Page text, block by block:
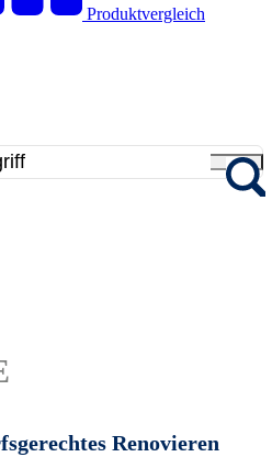
Produktvergleich
Renovieren